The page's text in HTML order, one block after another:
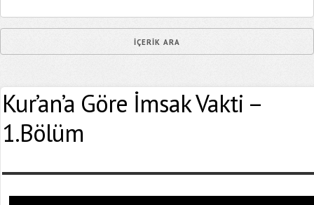
Kur’an’a Göre İmsak Vakti –
1.Bölüm
Yaşadığınız Hatanın Ayrıntıları